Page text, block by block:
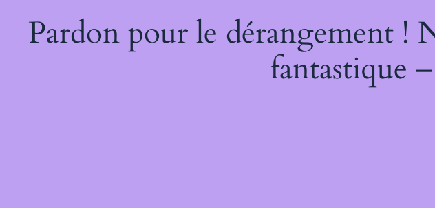
Pardon pour le dérangement !
fantastique